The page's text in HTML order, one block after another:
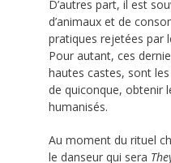
D’autres part, il est
d’animaux et de
pratiques rejetées par
Pour autant, ces
hautes castes, sont
de quiconque, obtenir
humanisés.
Au moment du rituel
le danseur qui sera